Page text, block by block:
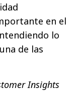
en el
lo
de las
Insights